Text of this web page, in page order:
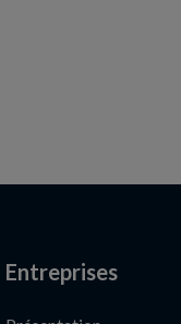
Entreprises